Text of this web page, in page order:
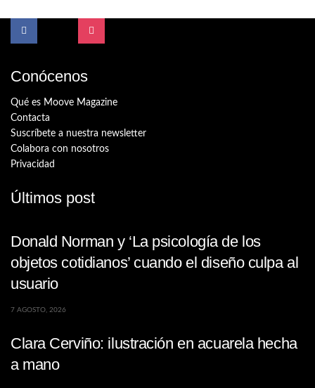
Conócenos
Qué es Moove Magazine
Contacta
Suscríbete a nuestra newsletter
Colabora con nosotros
Privacidad
Últimos post
Donald Norman y ‘La psicología de los
objetos cotidianos’ cuando el diseño culpa al
usuario
7 AGOSTO, 2026
Clara Cerviño: ilustración en acuarela hecha
a mano